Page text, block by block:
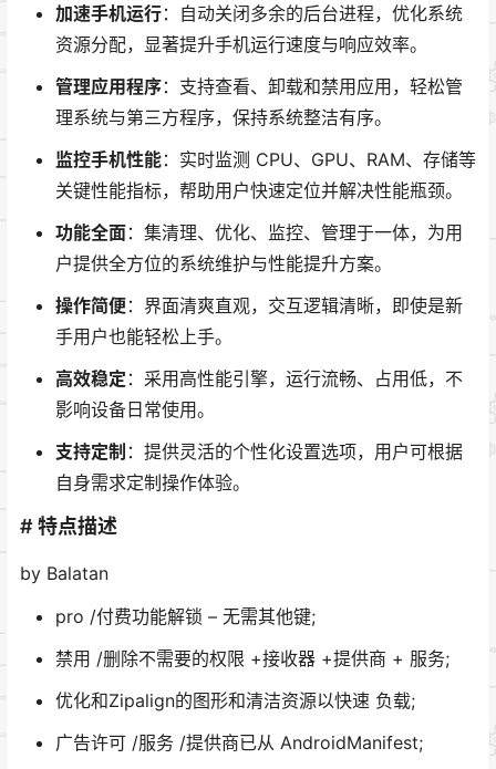
加速手机运行：自动关闭多余的后台进程，优化系统
资源分配，显著提升手机运行速度与响应效率。
管理应用程序：支持查看、卸载和禁用应用，轻松管
理系统与第三方程序，保持系统整洁有序。
监控手机性能：实时监测 CPU、GPU、RAM、存储等
关键性能指标，帮助用户快速定位并解决性能瓶颈。
功能全面：集清理、优化、监控、管理于一体，为用
户提供全方位的系统维护与性能提升方案。
操作简便：界面清爽直观，交互逻辑清晰，即使是新
手用户也能轻松上手。
高效稳定 ：采用高性能引擎，运行流畅、占用低，不
影响设备日常使用。
支持定制 ：提供灵活的个性化设置选项，用户可根据
自身需求定制操作体验。
# 特点描述
by Balatan
pro /付费功能解锁 – 无需其他键;
禁用 /删除不需要的权限 +接收器 +提供商 + 服务;
优化和Zipalign的图形和清洁资源以快速 负载;
广告许可 /服务 /提供商已从 AndroidManifest;